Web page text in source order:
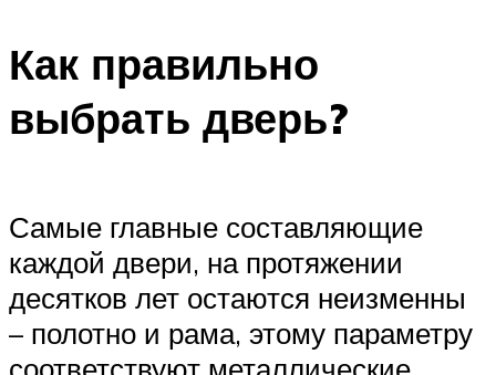
Как правильно
выбрать дверь?
Самые главные составляющие
каждой двери, на протяжении
десятков лет остаются неизменны
– полотно и рама, этому параметру